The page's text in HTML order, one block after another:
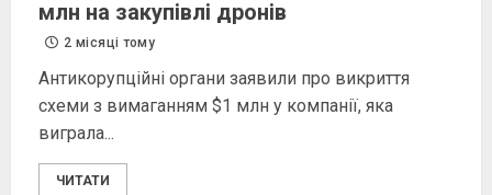
млн на закупівлі дронів
2 місяці тому
Антикорупційні органи заявили про викриття
схеми з вимаганням $1 млн у компанії, яка
виграла...
ЧИТАТИ